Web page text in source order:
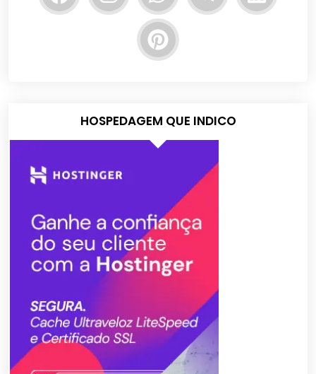
HOSPEDAGEM QUE INDICO